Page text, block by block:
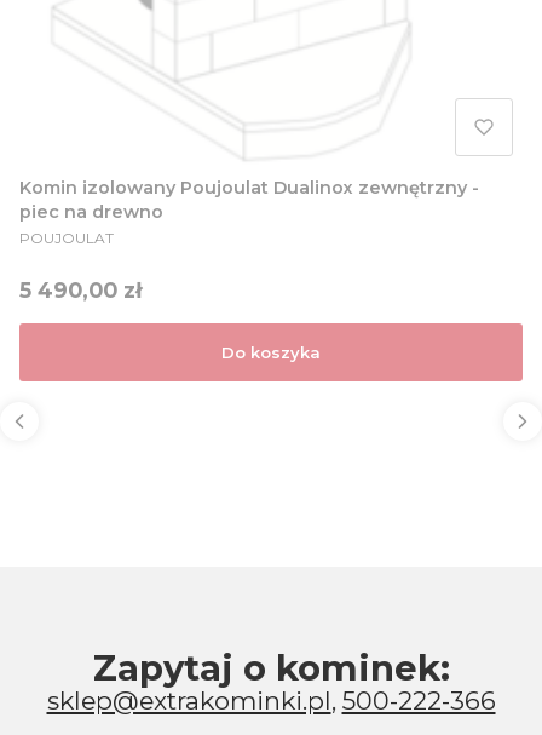
Komin izolowany Poujoulat Dualinox zewnętrzny -
piec na drewno
PRODUCENT
POUJOULAT
Cena
5 490,00 zł
Do koszyka
Zapytaj o kominek:
sklep@extrakominki.pl, 500-222-366